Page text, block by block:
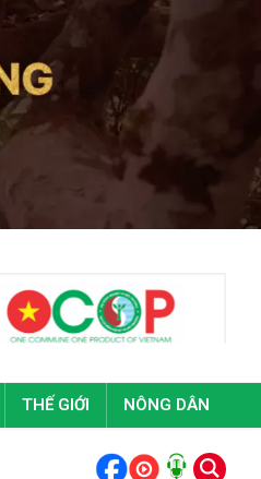
THẾ GIỚI NÔNG DÂN